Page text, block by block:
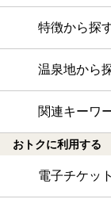
特徴から探
温泉地から
関連キーワ
おトクに利用する
電子チケッ